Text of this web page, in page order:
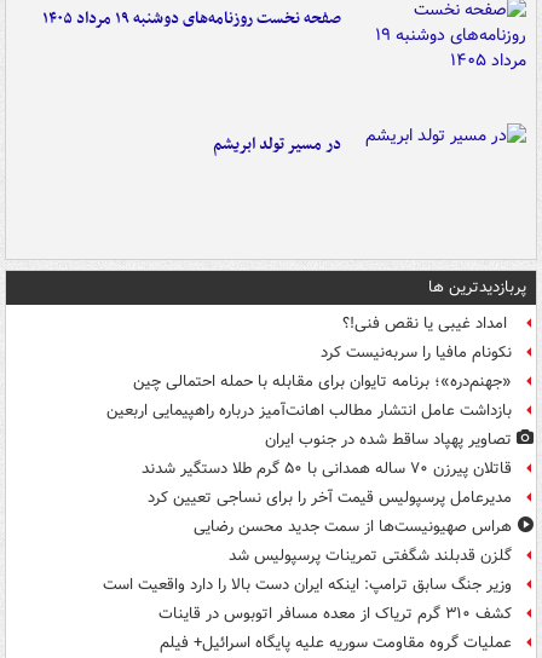
صفحه نخست روزنامه‌های دوشنبه ۱۹ مرداد ۱۴۰۵
در مسیر تولد ابریشم
پربازدیدترین ها
امداد غیبی یا نقص فنی!؟
نکونام مافیا را سربه‌نیست کرد
«جهنم‌دره»؛ برنامه تایوان برای مقابله با حمله احتمالی چین
بازداشت عامل انتشار مطالب اهانت‌آمیز درباره راهپیمایی اربعین
تصاویر پهپاد ساقط شده در جنوب ایران
قاتلان پیرزن ۷۰ ساله همدانی با ۵۰ گرم طلا دستگیر شدند
مدیرعامل پرسپولیس قیمت آخر را برای نساجی تعیین کرد
هراس صهیونیست‌ها از سمت جدید محسن رضایی
گلزن قدبلند شگفتی تمرینات پرسپولیس شد
وزیر جنگ سابق ترامپ: اینکه ایران دست بالا را دارد واقعیت است
کشف ۳۱۰ گرم تریاک از معده مسافر اتوبوس در قاینات
عملیات گروه مقاومت سوریه علیه پایگاه اسرائیل+ فیلم